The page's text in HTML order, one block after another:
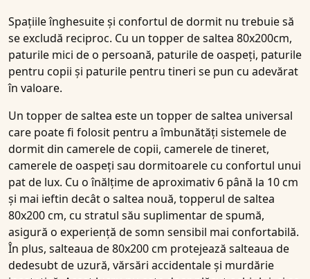
Spațiile înghesuite și confortul de dormit nu trebuie să
se excludă reciproc. Cu un topper de saltea 80x200cm,
paturile mici de o persoană, paturile de oaspeți, paturile
pentru copii și paturile pentru tineri se pun cu adevărat
în valoare.
Un topper de saltea este un topper de saltea universal
care poate fi folosit pentru a îmbunătăți sistemele de
dormit din camerele de copii, camerele de tineret,
camerele de oaspeți sau dormitoarele cu confortul unui
pat de lux. Cu o înălțime de aproximativ 6 până la 10 cm
și mai ieftin decât o saltea nouă, topperul de saltea
80x200 cm, cu stratul său suplimentar de spumă,
asigură o experiență de somn sensibil mai confortabilă.
În plus, salteaua de 80x200 cm protejează salteaua de
dedesubt de uzură, vărsări accidentale și murdărie